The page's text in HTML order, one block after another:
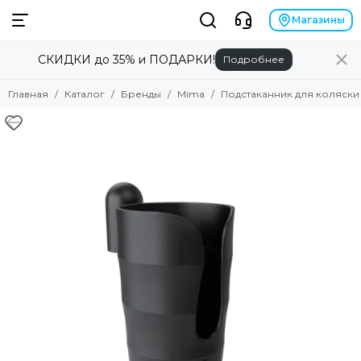
Смотреть все товары
Angela Bella
Магазины
СКИДКИ до 35% и ПОДАРКИ! Подробнее
Главная Каталог Бренды Mima Подстаканник для